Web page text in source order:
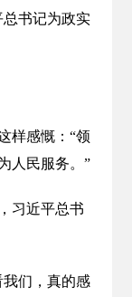
书记为政实
样感慨：“领
人民服务。”
习近平总书
们，真的感